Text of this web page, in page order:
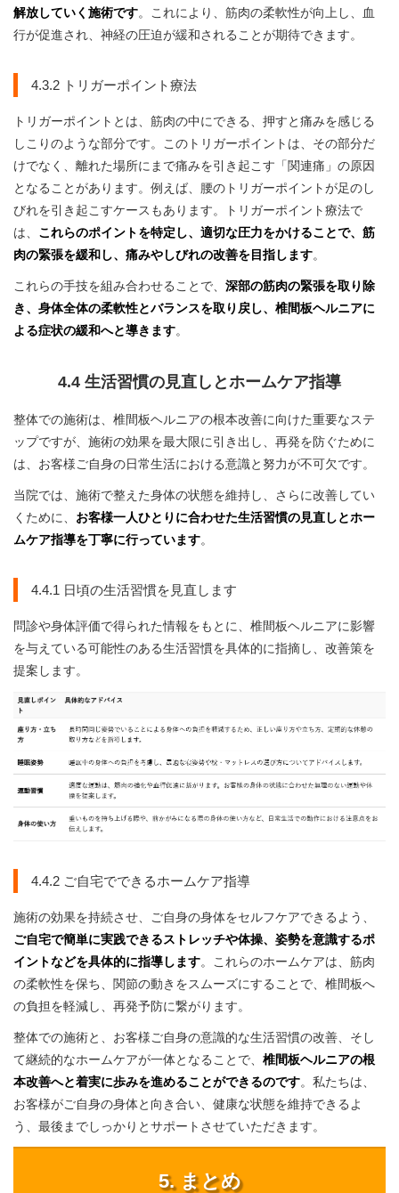
解放していく施術です。これにより、筋肉の柔軟性が向上し、血
行が促進され、神経の圧迫が緩和されることが期待できます。
4.3.2 トリガーポイント療法
トリガーポイントとは、筋肉の中にできる、押すと痛みを感じる
しこりのような部分です。このトリガーポイントは、その部分だ
けでなく、離れた場所にまで痛みを引き起こす「関連痛」の原因
となることがあります。例えば、腰のトリガーポイントが足のし
びれを引き起こすケースもあります。トリガーポイント療法で
は、 これらのポイントを特定し、適切な圧力をかけることで、筋
肉の緊張を緩和し、痛みやしびれの改善を目指します。
これらの手技を組み合わせることで、 深部の筋肉の緊張を取り除
き、身体全体の柔軟性とバランスを取り戻し、椎間板ヘルニアに
よる症状の緩和へと導きます。
4.4 生活習慣の見直しとホームケア指導
整体での施術は、椎間板ヘルニアの根本改善に向けた重要なステ
ップですが、施術の効果を最大限に引き出し、再発を防ぐために
は、お客様ご自身の日常生活における意識と努力が不可欠です。
当院では、施術で整えた身体の状態を維持し、さらに改善してい
くために、 お客様一人ひとりに合わせた生活習慣の見直しとホー
ムケア指導を丁寧に行っています。
4.4.1 日頃の生活習慣を見直します
問診や身体評価で得られた情報をもとに、椎間板ヘルニアに影響
を与えている可能性のある生活習慣を具体的に指摘し、改善策を
提案します。
4.4.2 ご自宅でできるホームケア指導
施術の効果を持続させ、ご自身の身体をセルフケアできるよう、
ご自宅で簡単に実践できるストレッチや体操、姿勢を意識するポ
イントなどを具体的に指導します。これらのホームケアは、筋肉
の柔軟性を保ち、関節の動きをスムーズにすることで、椎間板へ
の負担を軽減し、再発予防に繋がります。
整体での施術と、お客様ご自身の意識的な生活習慣の改善、そし
て継続的なホームケアが一体となることで、 椎間板ヘルニアの根
本改善へと着実に歩みを進めることができるのです。私たちは、
お客様がご自身の身体と向き合い、健康な状態を維持できるよ
う、最後までしっかりとサポートさせていただきます。
5. まとめ